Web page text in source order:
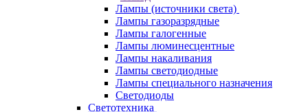
Лампы (источники света)
Лампы газоразрядные
Лампы галогенные
Лампы люминесцентные
Лампы накаливания
Лампы светодиодные
Лампы специального назначения
Светодиоды
Светотехника